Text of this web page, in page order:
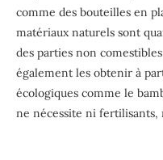
comme des bouteilles en
matériaux naturels sont
des parties non
également les obtenir à
écologiques comme le
ne nécessite ni fertilisants,